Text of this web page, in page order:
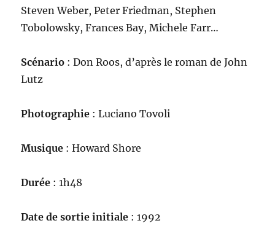
Steven Weber, Peter Friedman, Stephen
Tobolowsky, Frances Bay, Michele Farr…
Scénario : Don Roos, d’après le roman de John
Lutz
Photographie : Luciano Tovoli
Musique : Howard Shore
Durée : 1h48
Date de sortie initiale : 1992